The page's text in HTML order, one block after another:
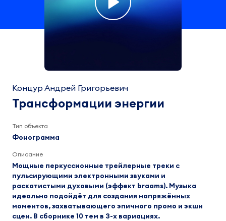
энергии
Концур
Андрей
1:34
Концур Андрей Григорьевич
Трансформации энергии
Тип объекта
Фонограмма
Описание
Мощные перкуссионные трейлерные треки с
пульсирующими электронными звуками и
раскатистыми духовыми (эффект braams). Музыка
идеально подойдёт для создания напряжённых
моментов, захватывающего эпичного промо и экшн
сцен. В сборнике 10 тем в 3-х вариациях.